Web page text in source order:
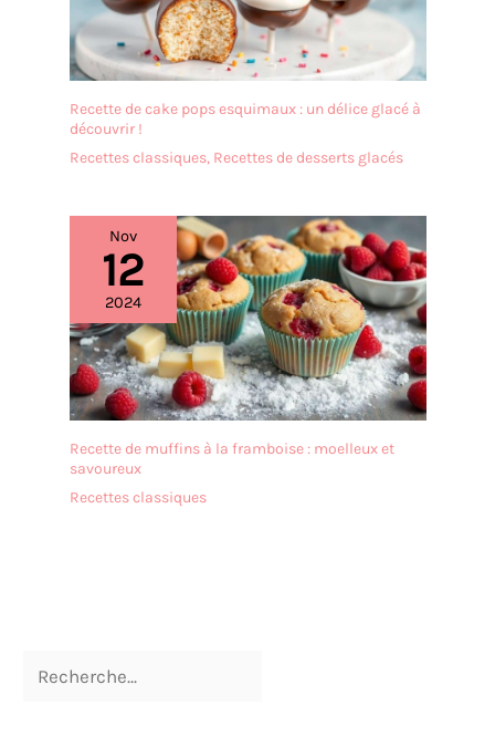
utilisé non seulement
comme apéritif, mais
aussi comme plateau de
service pour les steaks de
taille moyenne avec
accompagnements
d'assiettes est d'un blanc
rectangulaire
ergonomique et un rebord
étroit. Les rebords
empêchent les
déversements, gardent le
comptoir et la table
propres. Cadeau idéal pour
la fête des mères, la fête
des pères EMBALLAGE: Un
emballage bien conçu
protège la vaisselle en
Recette de cake pops esquimaux : un délice glacé à
découvrir !
Recettes classiques, Recettes de desserts glacés
Nov
12
2024
Recette de muffins à la framboise : moelleux et
savoureux
Recettes classiques